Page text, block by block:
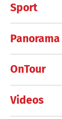
Sport
Panorama
OnTour
Videos